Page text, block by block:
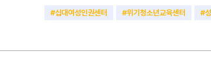
관리 결과보고 1. 상담 및 사례관리 개요 2.
III. 우수사례 IV. 사업평가 및 제언 1. 사업자
#십대여성인권센터 #위기청소년교육센터 #